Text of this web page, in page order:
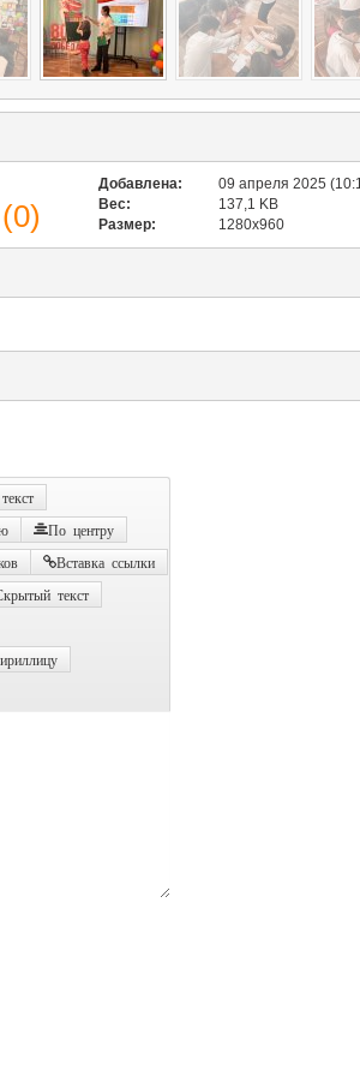
(0)
Добавлена:
09 апреля 2025
Вес:
137,1 KB
Размер:
1280x960
По центру
Вставка ссылки
текст